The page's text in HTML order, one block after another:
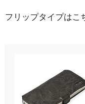
フリップタイプはこ